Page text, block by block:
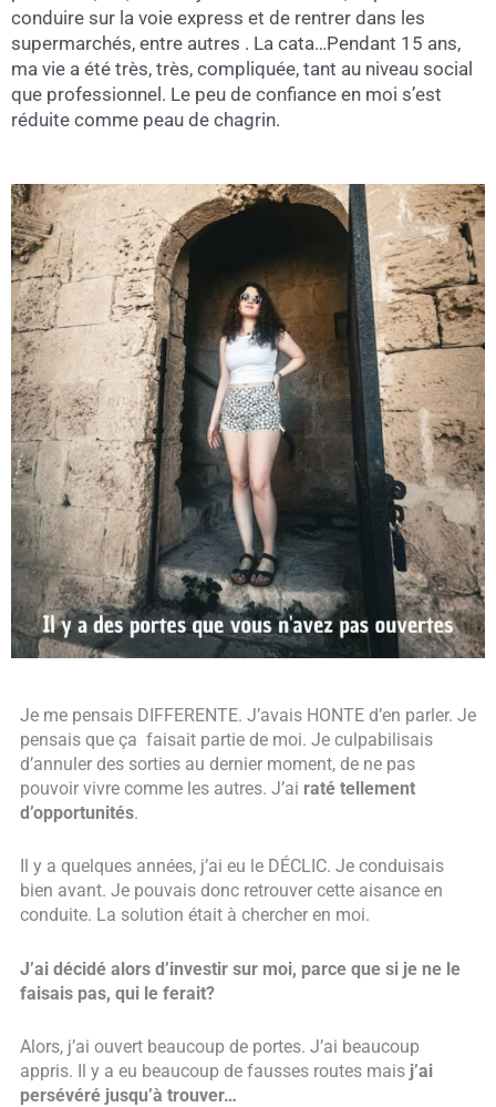
conduire sur la voie express et de rentrer dans les
supermarchés, entre autres . La cata…Pendant 15 ans,
ma vie a été très, très, compliquée, tant au niveau social
que professionnel. Le peu de confiance en moi s’est
réduite comme peau de chagrin.
Je me pensais DIFFERENTE. J’avais HONTE d’en parler. Je
pensais que ça faisait partie de moi. Je culpabilisais
d’annuler des sorties au dernier moment, de ne pas
pouvoir vivre comme les autres. J’ai raté tellement
d’opportunités.
Il y a quelques années, j’ai eu le DÉCLIC. Je conduisais
bien avant. Je pouvais donc retrouver cette aisance en
conduite. La solution était à chercher en moi.
J’ai décidé alors d’investir sur moi, parce que si je ne le
faisais pas, qui le ferait?
Alors, j’ai ouvert beaucoup de portes. J’ai beaucoup
appris. Il y a eu beaucoup de fausses routes mais j’ai
persévéré jusqu’à trouver…